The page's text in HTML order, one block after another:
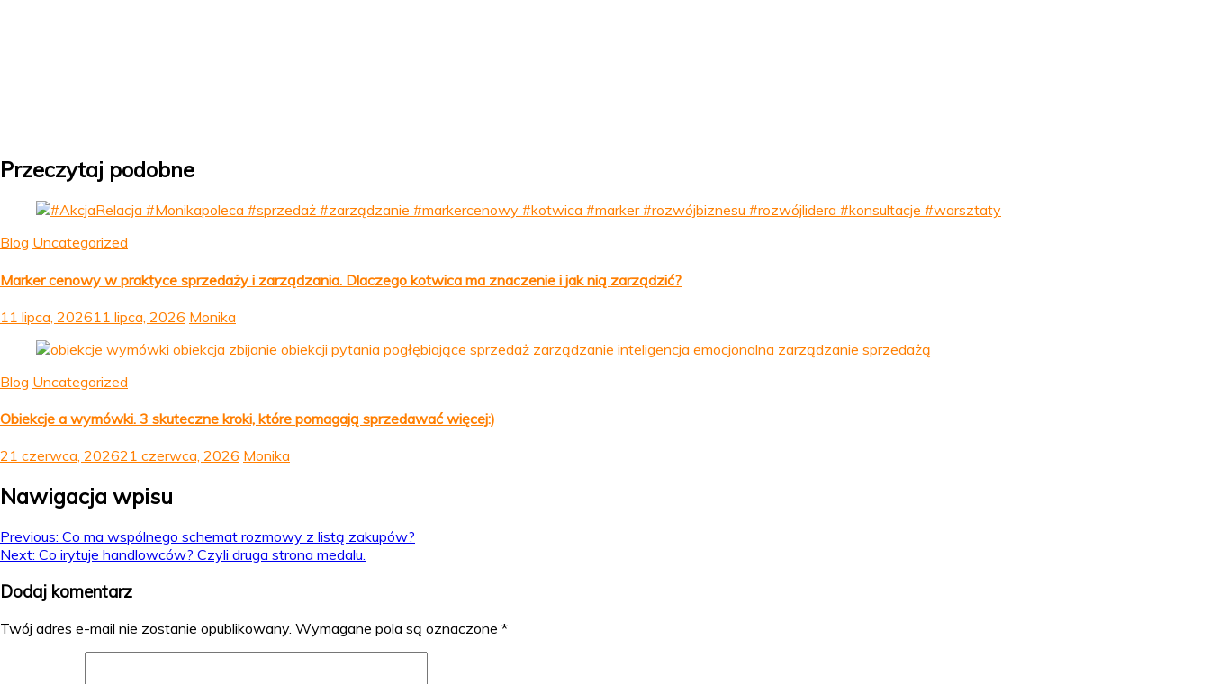
Przeczytaj podobne
Blog Uncategorized
Marker cenowy w praktyce sprzedaży i zarządzania. Dlaczego kotwica ma znaczenie i jak nią zarządzić?
11 lipca, 202611 lipca, 2026 Monika
Blog Uncategorized
Obiekcje a wymówki. 3 skuteczne kroki, które pomagają sprzedawać więcej:)
21 czerwca, 202621 czerwca, 2026 Monika
Nawigacja wpisu
Previous: Co ma wspólnego schemat rozmowy z listą zakupów?
Next: Co irytuje handlowców? Czyli druga strona medalu.
Dodaj komentarz
Twój adres e-mail nie zostanie opublikowany. Wymagane pola są oznaczone *